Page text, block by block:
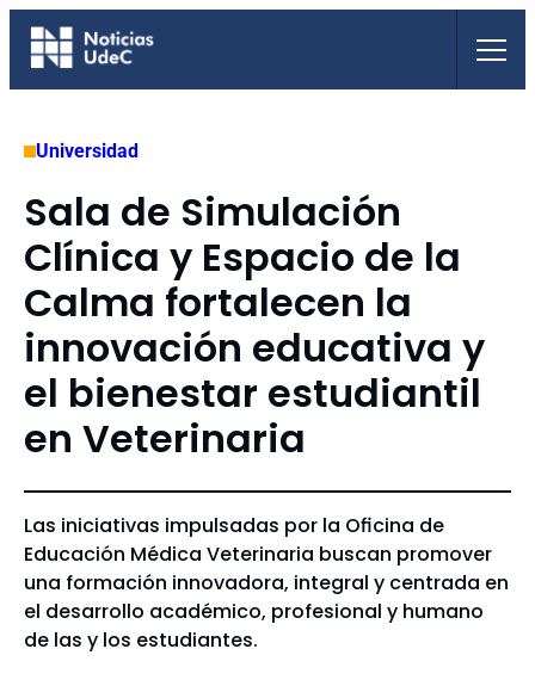
Saltar
Universidad
Sala de Simulación
Clínica y Espacio de la
Calma fortalecen la
innovación educativa y
el bienestar estudiantil
en Veterinaria
Las iniciativas impulsadas por la Oficina de
Educación Médica Veterinaria buscan promover
una formación innovadora, integral y centrada en
el desarrollo académico, profesional y humano
de las y los estudiantes.